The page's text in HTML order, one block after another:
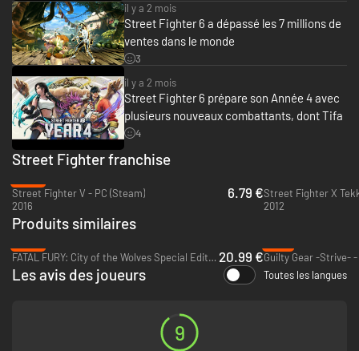
Affrontez vos rivaux dans le Battle Hub
Le Battle Hub est la place centrale de Street Fighter 6 où les joueurs
peuvent se rassembler, communiquer et s'entraîner ensemble. Utilisez
d'arcade, ou jouez aux grands classiques Capcom à la salle d'arcade.
il y a 2 mois
Street Fighter 6 a dépassé les 7 millions de
ventes dans le monde
3
il y a 2 mois
Street Fighter 6 prépare son Année 4 avec
plusieurs nouveaux combattants, dont Tifa
4
Street Fighter franchise
Street Fighter V - PC (Steam)
2016
6.79 €Street Fighter X
2012
Produits similaires
FATAL FURY: City of the Wolves Special Edition - PC (Steam) 20.99 €Guilty Gear -Strive- -
Les avis des joueurs Toutes les langues
9